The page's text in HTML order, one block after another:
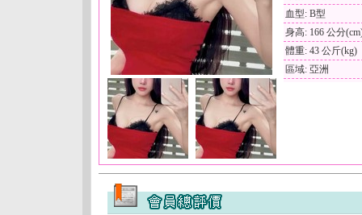
血型: B型
身高: 166 公分
體重: 43 公斤(kg)
區域: 亞洲